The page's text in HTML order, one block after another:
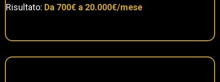
Risultato: Da 700€ a 20.000€/mese